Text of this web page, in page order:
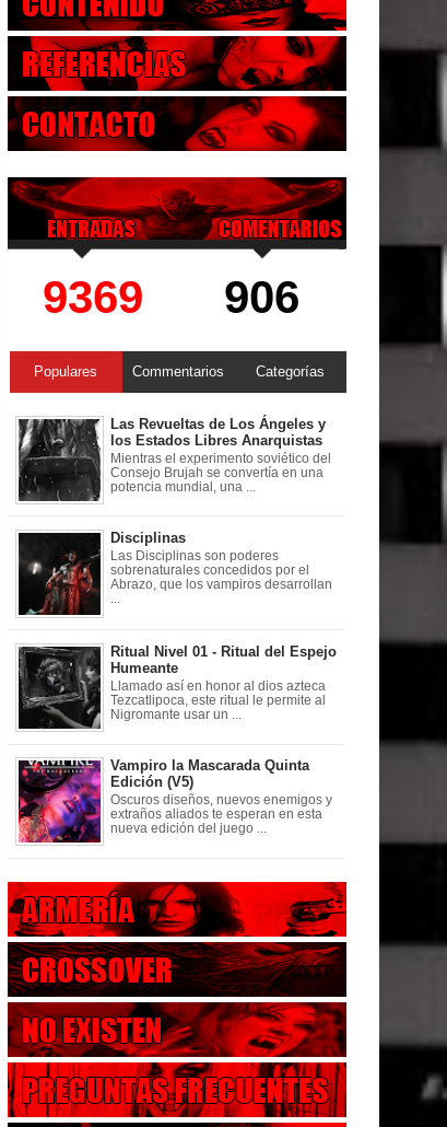
9369 906
Populares Commentarios Categorías
Las Revueltas de Los Ángeles y
los Estados Libres Anarquistas
Mientras el experimento soviético del
Consejo Brujah se convertía en una
potencia mundial, una ...
Disciplinas
Las Disciplinas son poderes
sobrenaturales concedidos por el
Abrazo, que los vampiros desarrollan
Ritual Nivel 01 - Ritual del Espejo
Humeante
Llamado así en honor al dios azteca
Tezcatlipoca, este ritual le permite al
Nigromante usar un ...
Vampiro la Mascarada Quinta
Edición (V5)
Oscuros diseños, nuevos enemigos y
extraños aliados te esperan en esta
nueva edición del juego ...